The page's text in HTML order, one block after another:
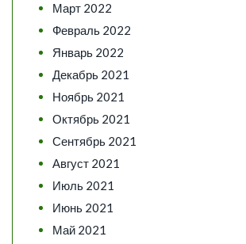
Март 2022
Февраль 2022
Январь 2022
Декабрь 2021
Ноябрь 2021
Октябрь 2021
Сентябрь 2021
Август 2021
Июль 2021
Июнь 2021
Май 2021